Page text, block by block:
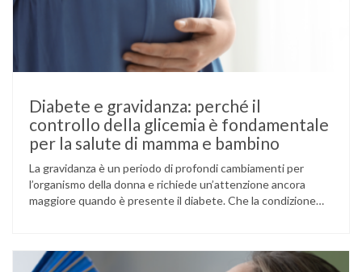
Diabete e gravidanza: perché il
controllo della glicemia è fondamentale
per la salute di mamma e bambino
La gravidanza è un periodo di profondi cambiamenti per
l’organismo della donna e richiede un’attenzione ancora
maggiore quando è presente il diabete. Che la condizione
volta durante la gestazione (diabete gestazionale),
mantenere …